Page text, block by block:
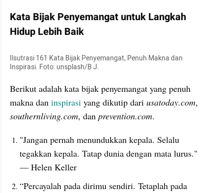
Kata Bijak Penyemangat untuk Langkah
Hidup Lebih Baik
Ilsutrasi 161 Kata Bijak Penyemangat, Penuh Makna dan
Inspirasi. Foto: unsplash/B J.
Berikut adalah kata bijak penyemangat yang penuh
makna dan inspirasi yang dikutip dari usatoday.com
southernliving.com, dan prevention.com.
"Jangan pernah menundukkan kepala. Selalu
tegakkan kepala. Tatap dunia dengan mata lurus."
— Helen Keller
“Percayalah pada dirimu sendiri. Tetaplah pada